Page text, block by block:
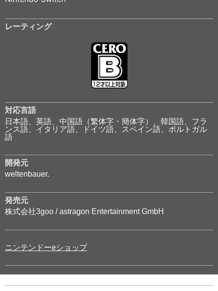
レーティング
対応言語
日本語、英語、中国語（繁体字・簡体字）、韓国語、フラ
ンス語、イタリア語、ドイツ語、スペイン語、ポルトガル
語
開発元
weltenbauer.
発売元
株式会社3goo / astragon Entertainment GmbH
ニンテンドーeショップ